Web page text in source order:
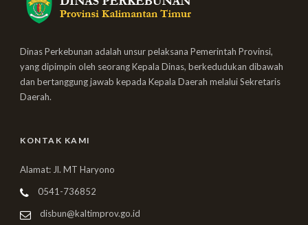
Dinas Perkebunan adalah unsur pelaksana Pemerintah Provinsi,
yang dipimpin oleh seorang Kepala Dinas, berkedudukan dibawah
dan bertanggung jawab kepada Kepala Daerah melalui Sekretaris
Daerah.
KONTAK KAMI
Alamat: Jl. MT Haryono
0541-736852
disbun@kaltimprov.go.id